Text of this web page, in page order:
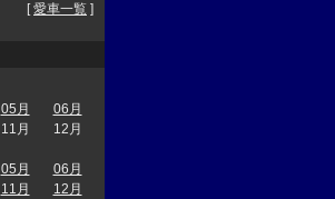
[愛車一覧 ]
05月
06月
11月
12月
05月
06月
11月
12月